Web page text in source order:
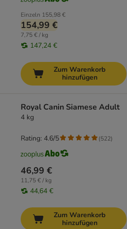
Einzeln 155,98 €
154,99 €
7,75 € / kg
147,24 €
Zum Warenkorb
hinzufügen
Royal Canin Siamese Adult
4 kg
46,99 €
11,75 € / kg
44,64 €
Rating: 4.6/5 (522)
Zum Warenkorb
hinzufügen